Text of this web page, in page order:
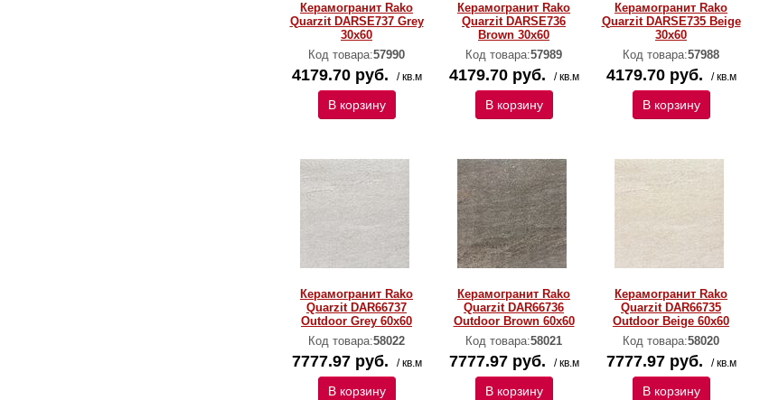
Керамогранит Rako
Quarzit DARSE737 Grey
30x60
Код товара:57990
4179.70 руб. / кв.м
В корзину
Керамогранит Rako
Quarzit DARSE736
Brown 30x60
Код товара:57989
4179.70 руб. / кв.м
В корзину
Керамогранит Rako
Quarzit DARSE735 Beige
30x60
Код товара:57988
4179.70 руб. / кв.м
В корзину
Керамогранит Rako
Quarzit DAR66737
Outdoor Grey 60x60
Код товара:58022
7777.97 руб. / кв.м
В корзину
Керамогранит Rako
Quarzit DAR66736
Outdoor Brown 60x60
Код товара:58021
7777.97 руб. / кв.м
В корзину
Керамогранит Rako
Quarzit DAR66735
Outdoor Beige 60x60
Код товара:58020
7777.97 руб. / кв.м
В корзину